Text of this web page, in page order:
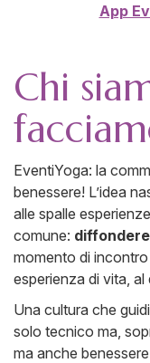
App
Chi
EventiYoga: la
benessere! L’idea
alle spalle
comune:
momento di
esperienza di vita, al
Una cultura che
solo tecnico ma,
ma anche